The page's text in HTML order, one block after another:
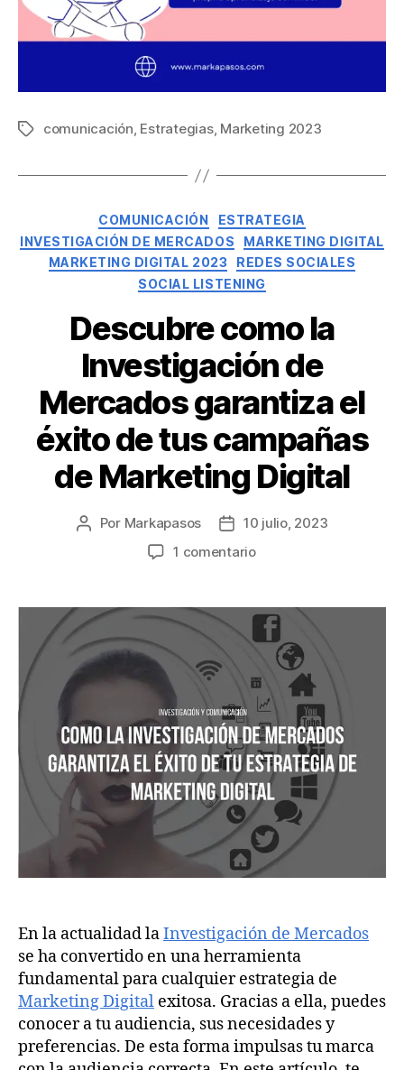
comunicación, Estrategias, Marketing 2023
COMUNICACIÓN
ESTRATEGIA
INVESTIGACIÓN DE MERCADOS
MARKETING DIGITAL
MARKETING DIGITAL 2023
REDES SOCIALES
SOCIAL LISTENING
Descubre como la
Investigación de
Mercados garantiza el
éxito de tus campañas
de Marketing Digital
Por Markapasos
10 julio, 2023
1 comentario
En la actualidad laInvestigación de Mercados
se ha convertido en una herramienta
fundamental para cualquier estrategia de
Marketing Digital exitosa. Gracias a ella, puedes
conocer a tu audiencia, sus necesidades y
preferencias. De esta forma impulsas tu marca